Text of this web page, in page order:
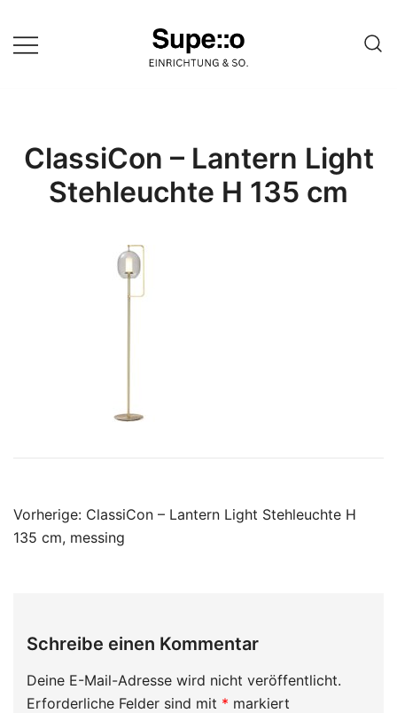
zum
Inhalt
einer Website
ClassiCon – Lantern Light
Stehleuchte H 135 cm
Beitragsnavigation
Vorherige: ClassiCon – Lantern Light Stehleuchte H
135 cm, messing
Schreibe einen Kommentar
Deine E-Mail-Adresse wird nicht veröffentlicht.
Erforderliche Felder sind mit * markiert